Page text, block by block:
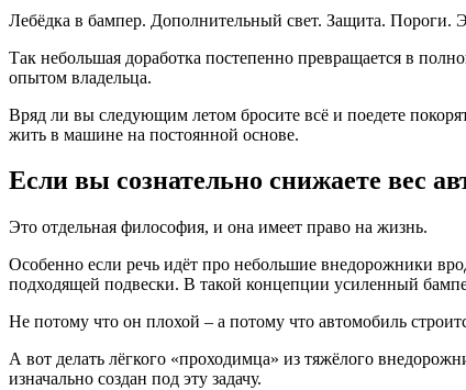
Лебёдка в бампер. Дополнительный свет. Защита. Пороги.
Так небольшая доработка постепенно превращается в
опытом владельца.
Вряд ли вы следующим летом бросите всё и поедете
жить в машине на постоянной основе.
Если вы сознательно снижаете вес
Это отдельная философия, и она имеет право на жизнь.
Особенно если речь идёт про небольшие внедорожники
подходящей подвески. В такой концепции усиленный
Не потому что он плохой – а потому что автомобиль
А вот делать лёгкого «проходимца» из тяжёлого
изначально создан под эту задачу.